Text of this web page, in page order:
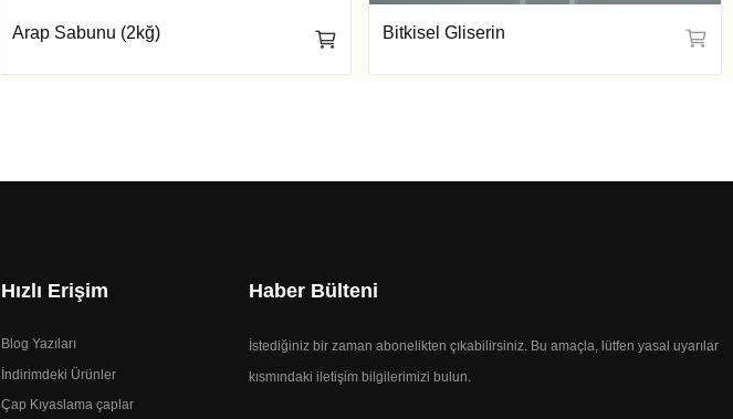
Arap Sabunu (2kğ) Bitkisel Gliserin
Hızlı Erişim
Blog Yazıları
İndirimdeki Ürünler
Çap Kıyaslama çaplar
Haber Bülteni
İstediğiniz bir zaman abonelikten çıkabilirsiniz. Bu amaçla, lütfen yasal uyarılar
kısmındaki iletişim bilgilerimizi bulun.